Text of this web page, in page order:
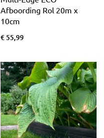
Afboording Rol 20m x
10cm
€ 55,99